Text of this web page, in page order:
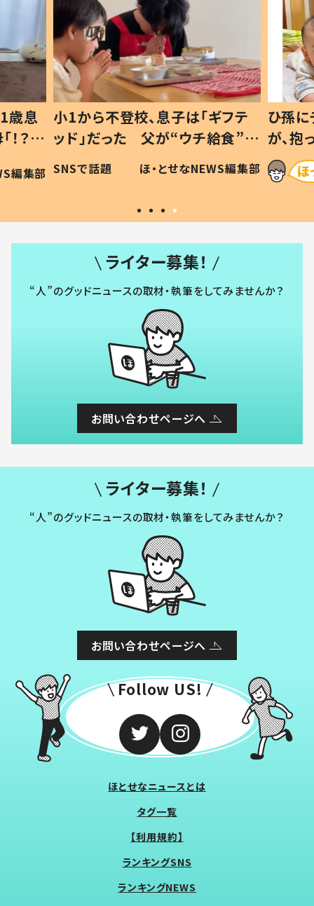
歳息
？」
編集部
小1から不登校、息子は「ギフテ
ッド」だった 父が“ウチ給食”を
作り続ける理由とは #令和の親
#令和の子
SNSで話題 ほ・とせなNEWS編集部
ひ孫
が、
「涙が
い」
ライター募集！
“人”のグッドニュースの取材・執筆をしてみませんか？
お問い合わせページへ
ライター募集！
“人”のグッドニュースの取材・執筆をしてみませんか？
お問い合わせページへ
Follow US!
ほとせなニュースとは
タグ一覧
【利用規約】
ランキングSNS
ランキングNEWS